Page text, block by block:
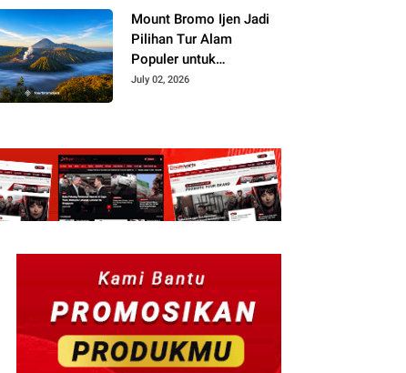
Mount Bromo Ijen Jadi
Pilihan Tur Alam
Populer untuk
Menjelajah Jawa Timur
July 02, 2026